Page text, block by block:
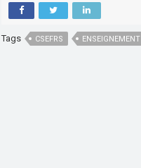
Tags CSEFRS ENSEIGNEMENT